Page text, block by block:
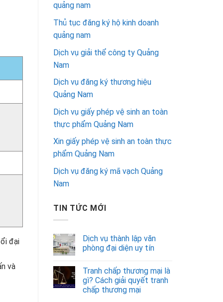
đại
và
quảng nam
Thủ tục đăng ký hộ kinh doanh
quảng nam
Dịch vụ giải thể công ty Quảng
Nam
Dịch vụ đăng ký thương hiệu
Quảng Nam
Dịch vụ giấy phép vệ sinh an toàn
thực phẩm Quảng Nam
Xin giấy phép vệ sinh an toàn thực
phẩm Quảng Nam
Dịch vụ đăng ký mã vạch Quảng
Nam
TIN TỨC MỚI
Dịch vụ thành lập văn
phòng đại diện uy tín
Tranh chấp thương mại là
gì? Cách giải quyết tranh
chấp thương mại